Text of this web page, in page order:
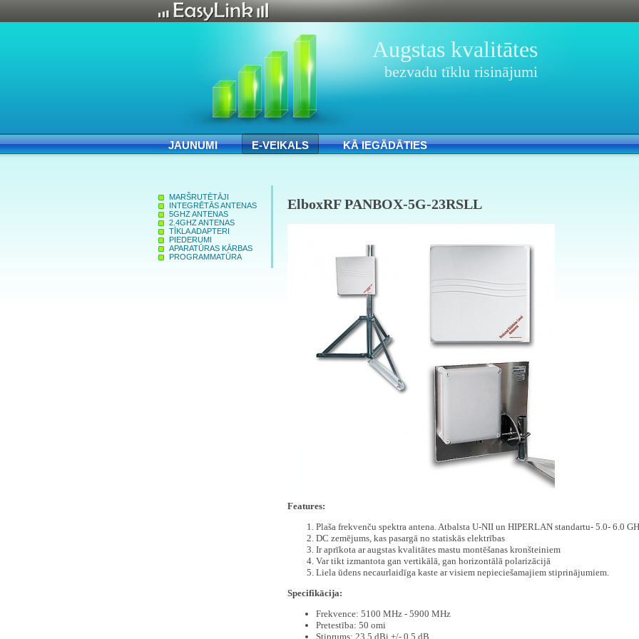
Augstas kvalitātes
bezvadu tīklu risinājumi
JAUNUMI E-VEIKALS KĀ IEGĀDĀTIES
MARŠRUTĒTĀJI
INTEGRĒTĀS ANTENAS
5GHZ ANTENAS
2.4GHZ ANTENAS
TĪKLA ADAPTERI
PIEDERUMI
APARATŪRAS KĀRBAS
PROGRAMMATŪRA
ElboxRF PANBOX-5G-23RSLL
Features:
Plaša frekvenču spektra antena. Atbalsta U-NII un HIPERLAN standartu- 5.0- 6.0
DC zemējums, kas pasargā no statiskās elektrības
Ir aprīkota ar augstas kvalitātes mastu montēšanas kronšteiniem
Var tikt izmantota gan vertikālā, gan horizontālā polarizācijā
Liela ūdens necaurlaidīga kaste ar visiem nepieciešamajiem stiprinājumiem.
Specifikācija:
Frekvence: 5100 MHz - 5900 MHz
Pretestība: 50 omi
Stiprums: 23.5 dBi +/- 0.5 dB